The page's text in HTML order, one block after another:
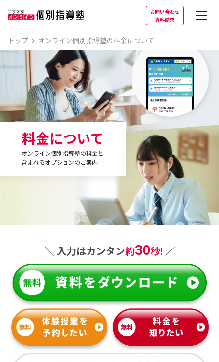
お問い合わせ
資料請求
トップ オンライン個別指導塾の料金について
料金について
オンライン個別指導塾の料金と
含まれるオプションのご案内
＼ 入力はカンタン約30秒! ／